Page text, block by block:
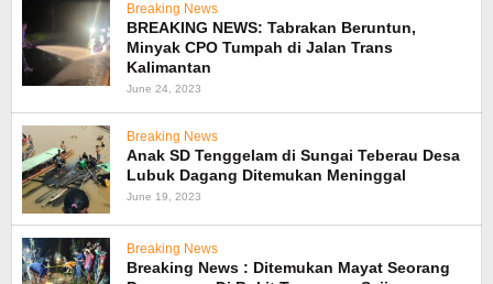
Breaking News
BREAKING NEWS: Tabrakan Beruntun,
Minyak CPO Tumpah di Jalan Trans
Kalimantan
June 24, 2023
Breaking News
Anak SD Tenggelam di Sungai Teberau Desa
Lubuk Dagang Ditemukan Meninggal
June 19, 2023
Breaking News
Breaking News : Ditemukan Mayat Seorang